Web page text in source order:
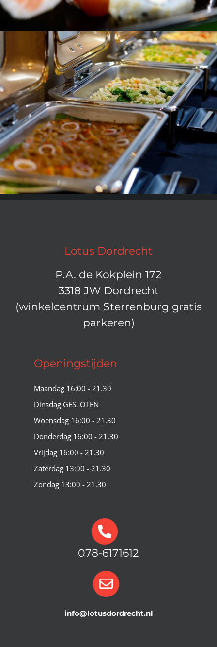
Lotus Dordrecht
P.A. de Kokplein 172
3318 JW Dordrecht
(winkelcentrum Sterrenburg gratis
parkeren)
Openingstijden
Maandag 16:00 - 21.30
Dinsdag GESLOTEN
Woensdag 16:00 - 21.30
Donderdag 16:00 - 21.30
Vrijdag 16:00 - 21.30
Zaterdag 13:00 - 21.30
Zondag 13:00 - 21.30
078-6171612
info@lotusdordrecht.nl